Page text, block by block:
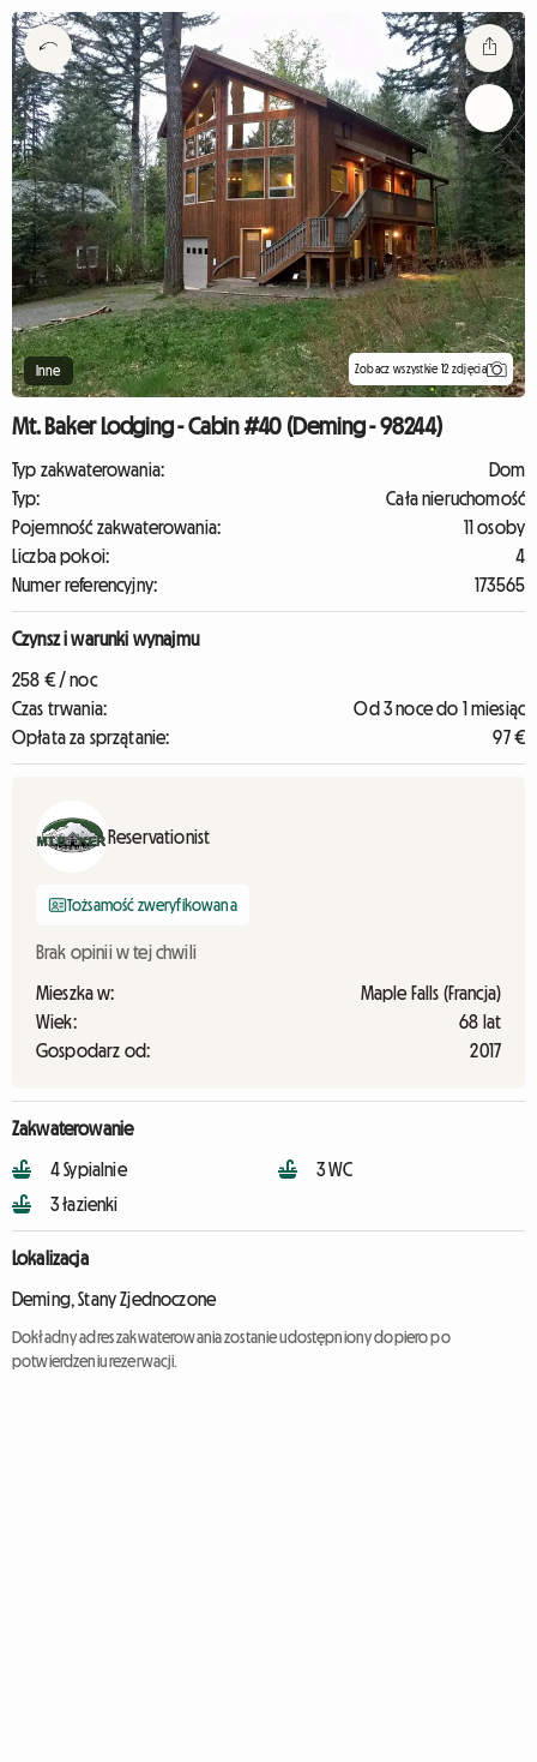
Inne Zobacz wszystkie 12 zdjęcia
Mt. Baker Lodging - Cabin #40 (Deming - 98244)
Typ zakwaterowania:
Dom
Typ:
Cała nieruchomość
Pojemność zakwaterowania:
11 osoby
Liczba pokoi:
4
Numer referencyjny:
173565
Czynsz i warunki wynajmu
258 € / noc
Czas trwania:
Od 3 noce do 1 miesiąc
Opłata za sprzątanie:
97 €
Reservationist
Tożsamość zweryfikowana
Brak opinii w tej chwili
Mieszka w:
Maple Falls (Francja)
Wiek:
68 lat
Gospodarz od:
2017
Zakwaterowanie
4 Sypialnie
3 łazienki
3 WC
Lokalizacja
Deming, Stany Zjednoczone
Dokładny adres zakwaterowania zostanie udostępniony dopiero po
potwierdzeniu rezerwacji.